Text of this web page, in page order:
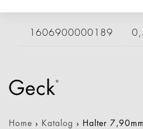
1606900000189
Home › Katalog › Halter